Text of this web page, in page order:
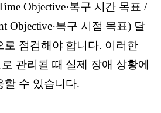
Objective·복구 시간 목표 /
Objective·복구 시점 목표) 달
로 점검해야 합니다. 이러한
관리될 때 실제 장애 상황에
할 수 있습니다.